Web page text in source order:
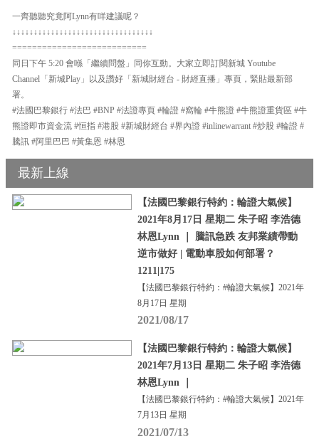
一齊聽聽究竟阿Lynn有咩建議呢？
↓↓↓↓↓↓↓↓↓↓↓↓↓↓↓↓↓↓↓↓↓↓↓↓↓↓↓↓↓↓↓↓↓
===========================
同日下午 5:20 會喺「繼續問盤」同你互動。大家立即訂閱新城 Youtube
Channel「新城Play」以及讚好「新城財經台 - 財經直播」專頁，緊貼最新部
署。
#法國巴黎銀行 #法巴 #BNP #法證專頁 #輪證 #窩輪 #牛熊證 #牛熊證重貨區 #牛
熊證即市資金流 #恒指 #港股 #新城財經台 #界內證 #inlinewarrant #炒股 #輪證 #
騰訊 #阿里巴巴 #黃集恩 #林恩
最新上線
【法國巴黎銀行特約：輪證大氣候】
2021年8月17日 星期二 朱子昭 李浩德
林恩Lynn ｜ 騰訊急跌 友邦業績帶動
逆市做好 | 電動車股如何部署？
1211|175
【法國巴黎銀行特約：#輪證大氣候】2021年
8月17日 星期
2021/08/17
【法國巴黎銀行特約：輪證大氣候】
2021年7月13日 星期二 朱子昭 李浩德
林恩Lynn ｜
【法國巴黎銀行特約：#輪證大氣候】2021年
7月13日 星期
2021/07/13